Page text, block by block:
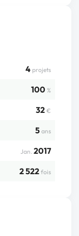
4 projets
100 %
32 €
5 ans
Jan. 2017
2 522 fois